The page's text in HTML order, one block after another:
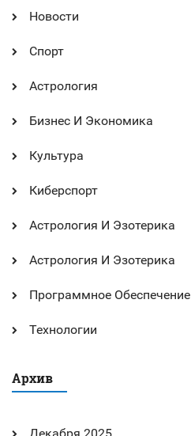
Новости
Спорт
Астрология
Бизнес И Экономика
Культура
Киберспорт
Астрология И Эзотерика
Астрология И Эзотерика
Программное Обеспечение
Технологии
Архив